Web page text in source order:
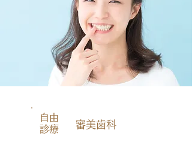
自由
診療
審美歯科